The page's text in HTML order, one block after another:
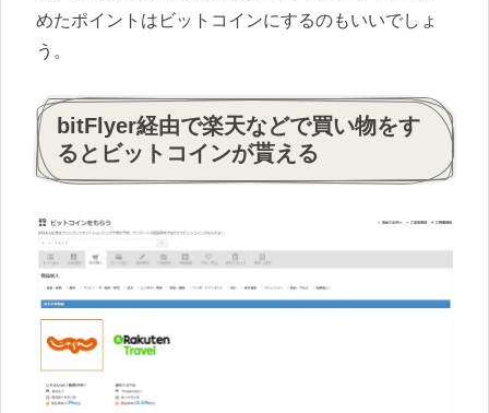
めたポイントはビットコインにするのもいいでしょ
う。
bitFlyer経由で楽天などで買い物をす
るとビットコインが貰える